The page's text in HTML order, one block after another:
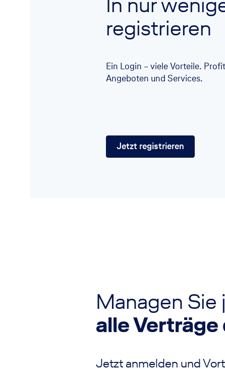
registrieren
Ein Login – viele Vorteile.
Angeboten und Services.
Jetzt registrieren
Managen
alle
Jetzt anmelden und